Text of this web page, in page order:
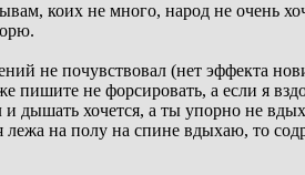
коих не много, народ не очень
не почувствовал (нет эффекта
не форсировать, а если я
и дышать хочется, а ты упорно не
на полу на спине вдыхаю, то